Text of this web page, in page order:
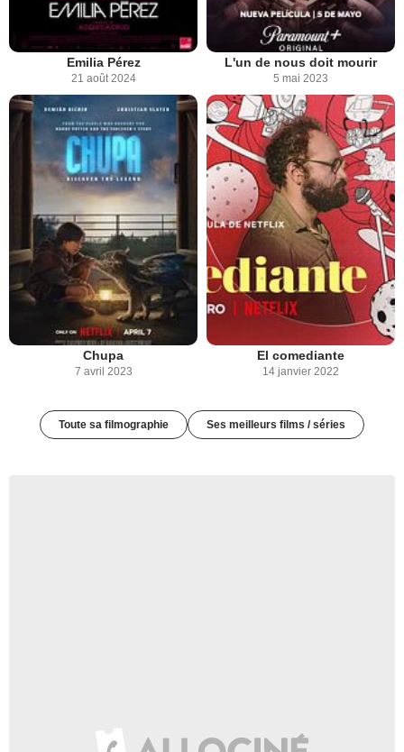
Emilia Pérez
21 août 2024
L'un de nous doit mourir
5 mai 2023
Chupa
7 avril 2023
El comediante
14 janvier 2022
Toute sa filmographie Ses meilleurs films / séries